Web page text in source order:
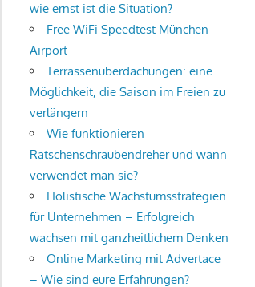
wie ernst ist die Situation?
Free WiFi Speedtest München
Airport
Terrassenüberdachungen: eine
Möglichkeit, die Saison im Freien zu
verlängern
Wie funktionieren
Ratschenschraubendreher und wann
verwendet man sie?
Holistische Wachstumsstrategien
für Unternehmen – Erfolgreich
wachsen mit ganzheitlichem Denken
Online Marketing mit Advertace
– Wie sind eure Erfahrungen?